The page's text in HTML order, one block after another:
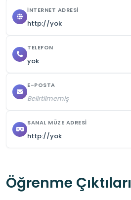
İNTERNET ADRESI
http://yok
TELEFON
yok
E-POSTA
Belirtilmemiş
SANAL MÜZE ADRESI
http://yok
Öğrenme Çıktıları